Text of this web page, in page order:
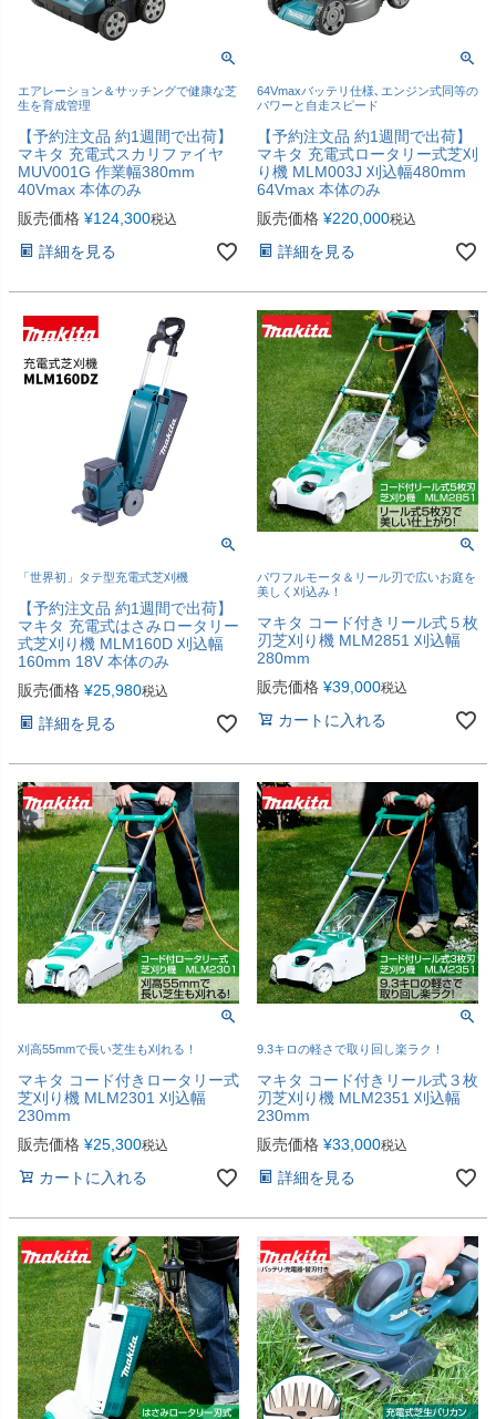
エアレーション＆サッチングで健康な芝
生を育成管理
【予約注文品 約1週間で出荷】
マキタ 充電式スカリファイヤ
MUV001G 作業幅380mm
40Vmax 本体のみ
販売価格 ¥124,300税込
詳細を見る
64Vmaxバッテリ仕様､エンジン式同等の
パワーと自走スピード
【予約注文品 約1週間で出荷】
マキタ 充電式ロータリー式芝刈
り機 MLM003J 刈込幅480mm
64Vmax 本体のみ
販売価格 ¥220,000税込
詳細を見る
「世界初」タテ型充電式芝刈機
【予約注文品 約1週間で出荷】
マキタ 充電式はさみロータリー
式芝刈り機 MLM160D 刈込幅
160mm 18V 本体のみ
販売価格 ¥25,980税込
詳細を見る
パワフルモータ＆リール刃で広いお庭を
美しく刈込み！
マキタ コード付きリール式５枚
刃芝刈り機 MLM2851 刈込幅
280mm
販売価格 ¥39,000税込
カートに入れる
刈高55mmで長い芝生も刈れる！
マキタ コード付きロータリー式
芝刈り機 MLM2301 刈込幅
230mm
販売価格 ¥25,300税込
カートに入れる
9.3キロの軽さで取り回し楽ラク！
マキタ コード付きリール式３枚
刃芝刈り機 MLM2351 刈込幅
230mm
販売価格 ¥33,000税込
詳細を見る